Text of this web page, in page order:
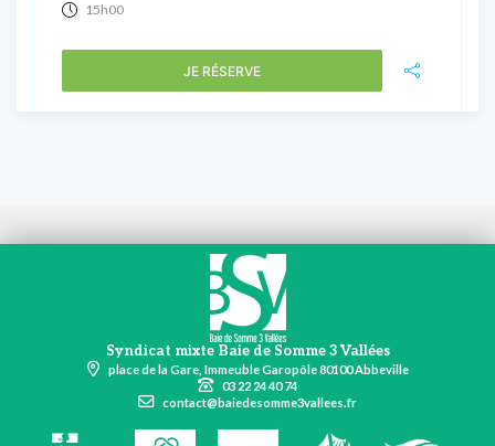
15h00
JE RÉSERVE
Syndicat mixte Baie de Somme 3 Vallées
place de la Gare, Immeuble Garopôle 80100 Abbeville
03 22 24 40 74
contact@baiedesomme3vallees.fr